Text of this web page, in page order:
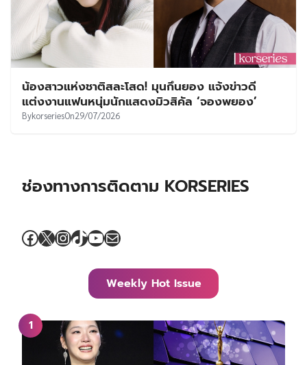
น้องสาวแห่งชาติสละโสด! มุนกึนยอง แจ้งข่าวดี
แต่งงานแฟนหนุ่มนักแสดงมิวสิคัล ‘จองพยอง’
BykorseriesOn29/07/2026
ช่องทางการติดตาม KORSERIES
Facebook
X Instagram
TikTok
YouTube
Mail
Weekly Hot Issue